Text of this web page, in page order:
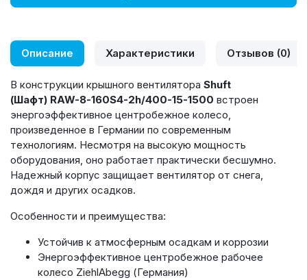
Описание Характеристики Отзывов (0)
В конструкции крышного вентилятора Shuft
(Шафт) RAW-8-160S4-2h/400-15-1500 встроен
энергоэффективное центробежное колесо,
произведенное в Германии по современным
технологиям. Несмотря на высокую мощность
оборудования, оно работает практически бесшумно.
Надежный корпус защищает вентилятор от снега,
дождя и других осадков.
Особенности и преимущества:
Устойчив к атмосферным осадкам и коррозии
Энергоэффективное центробежное рабочее
колесо ZiehlAbegg (Германия)